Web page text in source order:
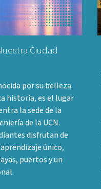
Ciudad
por su belleza
historia, es el lugar
la sede de la
de la UCN.
disfrutan de
único,
puertos y un